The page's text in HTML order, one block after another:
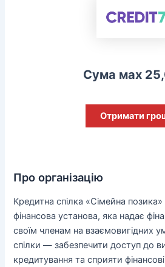
Сума мах
Отримати
Про організацію
Кредитна спілка «Сімейна
фінансова установа, яка надає
своїм членам на взаємовигідних
спілки — забезпечити доступ до
кредитування та сприяти